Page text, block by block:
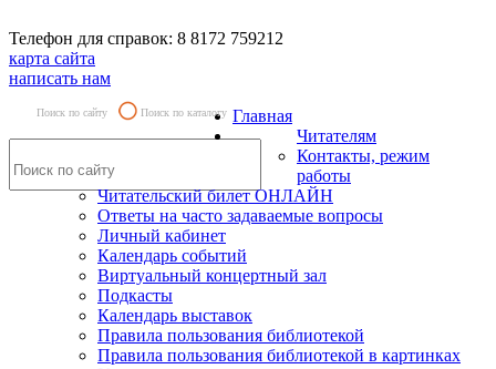
Телефон для справок: 8 8172 759212
карта сайта
написать нам
Поиск по сайту Поиск по каталогу Главная
Читателям
Контакты, режим
работы
Читательский билет ОНЛАЙН
Ответы на часто задаваемые вопросы
Личный кабинет
Календарь событий
Виртуальный концертный зал
Подкасты
Календарь выставок
Правила пользования библиотекой
Правила пользования библиотекой в картинках